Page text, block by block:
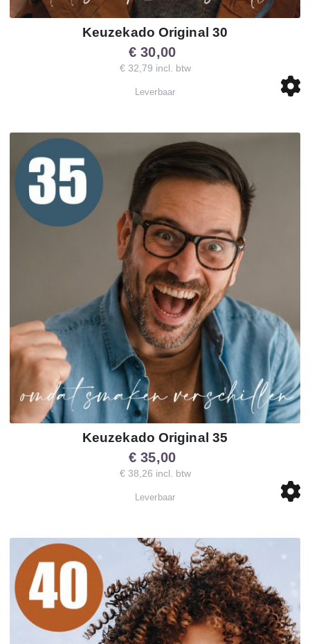
Keuzekado Original 30
€ 30,00
€ 32,79 incl. btw
Leverbaar
Keuzekado Original 35
€ 35,00
€ 38,26 incl. btw
Leverbaar